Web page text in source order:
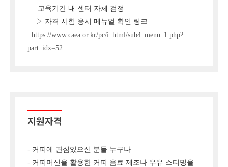
교육기간 내 센터 자체 검정
▷ 자격 시험 응시 메뉴얼 확인 링크
: https://www.caea.or.kr/pc/i_html/sub4_menu_1.php?
part_idx=52
지원자격
- 커피에 관심있으신 분들 누구나
- 커피머신을 활용한 커피 음료 제조나 우유 스티밍을